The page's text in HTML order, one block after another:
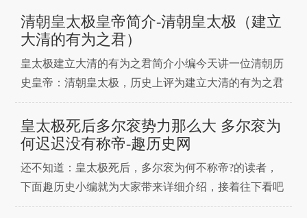
清朝皇太极皇帝简介-清朝皇太极（建立
大清的有为之君）
皇太极建立大清的有为之君简介小编今天讲一位清朝历
史皇帝：清朝皇太极，历史上评为建立大清的有为之君
皇太极，清朝历史皇太极是一位著名的风云人物。本
名：爱新觉罗·皇太极，别称：洪太极、黄台吉、洪太
主、红歹是，所处时代：清朝清太宗爱新觉罗·皇太极
（Huang·Taiji或HongTaiji，1592年11月
皇太极死后多尔衮势力那么大 多尔衮为
何迟迟没有称帝-趣历史网
还不知道：皇太极死后，多尔衮为何不称帝?的读者，
下面趣历史小编就为大家带来详细介绍，接着往下看吧
~顺治七年(1650年)，清王朝中大权紧握的摄政王多尔衮